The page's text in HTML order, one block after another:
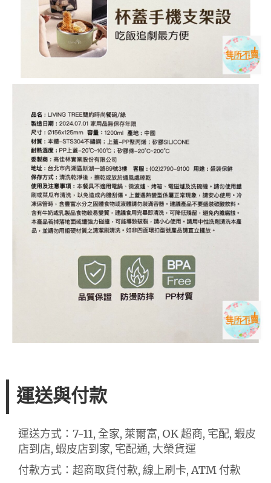
運送與付款
運送方式：7-11, 全家, 萊爾富, OK 超商, 宅配, 蝦皮
店到店, 蝦皮店到家, 宅配通, 大榮貨運
付款方式：超商取貨付款, 線上刷卡, ATM 付款